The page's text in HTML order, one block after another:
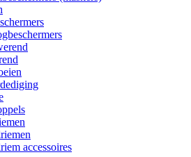
accessoires